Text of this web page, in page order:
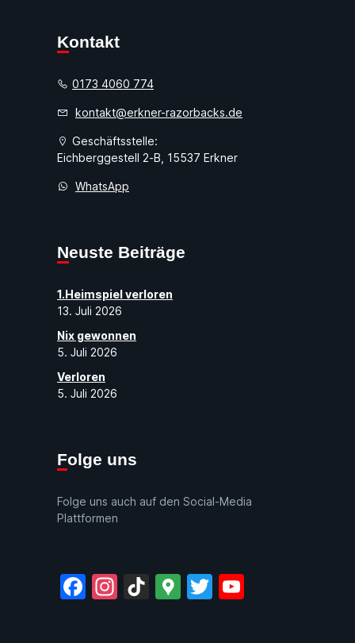
Kontakt
0173 4060 774
kontakt@erkner-razorbacks.de
Geschäftsstelle:
Eichberggestell 2-B, 15537 Erkner
WhatsApp
Neuste Beiträge
1.Heimspiel verloren
13. Juli 2026
Nix gewonnen
5. Juli 2026
Verloren
5. Juli 2026
Folge uns
Folge uns auch auf den Social-Media
Plattformen
Facebook
Instagram
TikTok
GoogleTwitter